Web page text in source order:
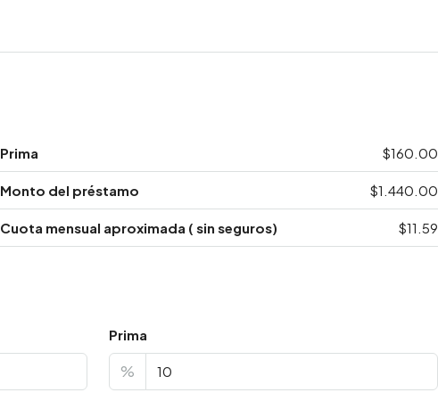
Prima $160.00
Monto del préstamo $1.440.00
Cuota mensual aproximada ( sin seguros) $11.59
Prima
%